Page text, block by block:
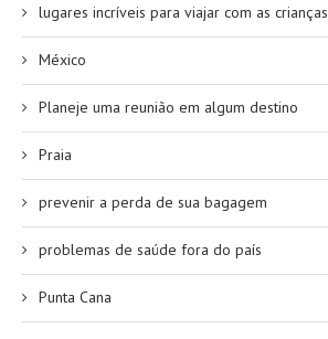
lugares incríveis para viajar com as crianças
México
Planeje uma reunião em algum destino
Praia
prevenir a perda de sua bagagem
problemas de saúde fora do país
Punta Cana